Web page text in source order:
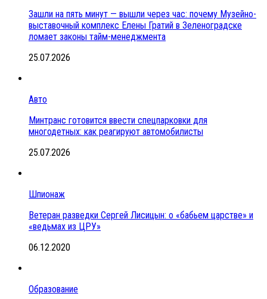
Зашли на пять минут — вышли через час: почему Музейно-
выставочный комплекс Елены Гратий в Зеленоградске
ломает законы тайм-менеджмента
25.07.2026
Авто
Минтранс готовится ввести спецпарковки для
многодетных: как реагируют автомобилисты
25.07.2026
Шпионаж
Ветеран разведки Сергей Лисицын: о «бабьем царстве» и
«ведьмах из ЦРУ»
06.12.2020
Образование